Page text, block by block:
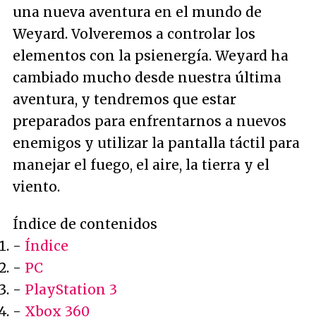
una nueva aventura en el mundo de
Weyard. Volveremos a controlar los
elementos con la psienergía. Weyard ha
cambiado mucho desde nuestra última
aventura, y tendremos que estar
preparados para enfrentarnos a nuevos
enemigos y utilizar la pantalla táctil para
manejar el fuego, el aire, la tierra y el
viento.
Índice de contenidos
- Índice
- PC
- PlayStation 3
- Xbox 360